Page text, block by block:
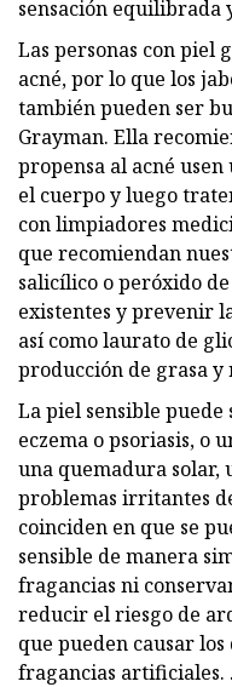
sensación equilibrada
Las personas con piel
acné, por lo que los
también pueden ser
Grayman. Ella
propensa al acné
el cuerpo y luego
con limpiadores
que recomiendan
salicílico o peróxido
existentes y prevenir
así como laurato de
producción de grasa
La piel sensible puede
eczema o psoriasis, o
una quemadura solar,
problemas irritantes
coinciden en que se
sensible de manera
fragancias ni
reducir el riesgo de
que pueden causar
fragancias artificiales. .